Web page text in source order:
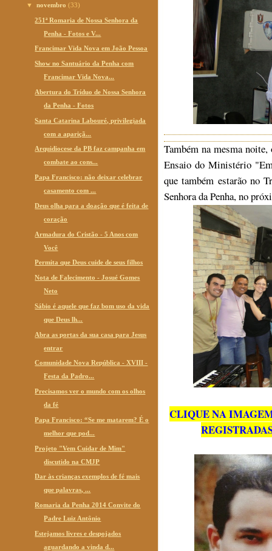
▼novembro(33)
251ª Romaria de Nossa Senhora da
Penha - Fotos e V...
Francimar Vida Nova em João Pessoa
Show no Santuário da Penha com
Francimar Vida Nova...
Abertura do Tríduo de Nossa Senhora
da Penha - Fotos
Santa Catarina Labouré, privilegiada
com a apariçã...
Arquidiocese da PB faz campanha em
combate ao cons...
Papa Francisco: não deixar celebrar
casamento com ...
Deus olha para a doação que é feita de
coração
Armadura do Cristão - 5 Anos com
Você
Permita que Deus cuide de seus filhos
Nota de Falecimento - Josué Gomes
Neto
Sábio é aquele que faz bom uso da vida
que Deus lh...
Abra as portas da sua casa para Jesus
entrar
Comunidade Nova República - XVIII -
Festa da Padro...
Precisamos ver o mundo com os olhos
da fé
Papa Francisco: “Se me matarem? É o
melhor que pod...
Projeto "Vem Cuidar de Mim"
discutido na CMJP
Dar às crianças exemplos de fé mais
que palavras, ...
Romaria da Penha 2014 Convite do
Padre Luiz Antônio
Estejamos livres e despojados
aguardando a vinda d...
Também na mesma
Ensaio do Ministério
que também estarão no
Senhora da Penha, no
CLIQUE NA